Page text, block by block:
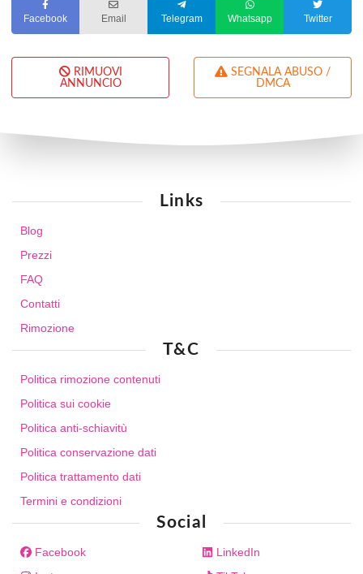
Facebook Email Telegram Whatsapp Twitter
RIMUOVI
ANNUNCIO
DMCA
Links
Blog
Prezzi
FAQ
Contatti
Rimozione
T&C
Politica rimozione contenuti
Politica sui cookie
Politica anti-schiavitù
Politica conservazione dati
Politica trattamento dati
Termini e condizioni
Social
Facebook
LinkedIn